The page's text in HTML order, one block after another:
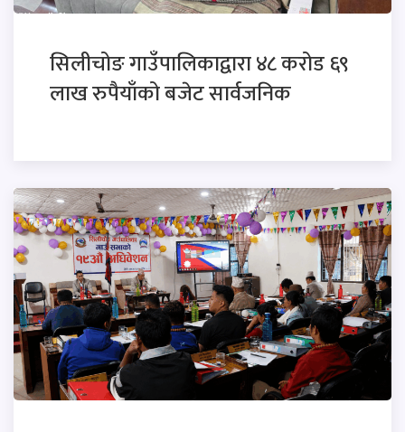
सिलीचोङ गाउँपालिकाद्वारा ४८ करोड ६९
लाख रुपैयाँको बजेट सार्वजनिक